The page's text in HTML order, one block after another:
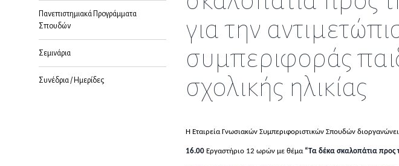
Πανεπιστημιακά Προγράμματα
Σπουδών
Σεμινάρια
Συνέδρια / Ημερίδες
για την
συμπεριφοράς
σχολικής ηλικίας
Η Εταιρεία Γνωσιακών Συμπεριφοριστικών Σπουδών
16.00 Εργαστήριο 12 ωρών με θέμα “Τα δέκα σκαλοπάτια προς